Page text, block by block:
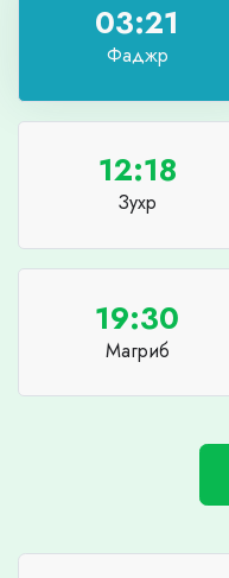
03:21
Фаджр
12:18
Зухр
19:30
Магриб